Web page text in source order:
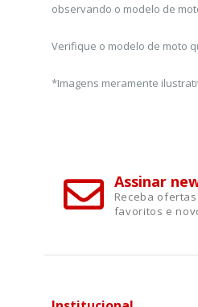
observando o modelo de
Verifique o modelo de moto
*Imagens meramente
Assinar
Receba
favoritos e